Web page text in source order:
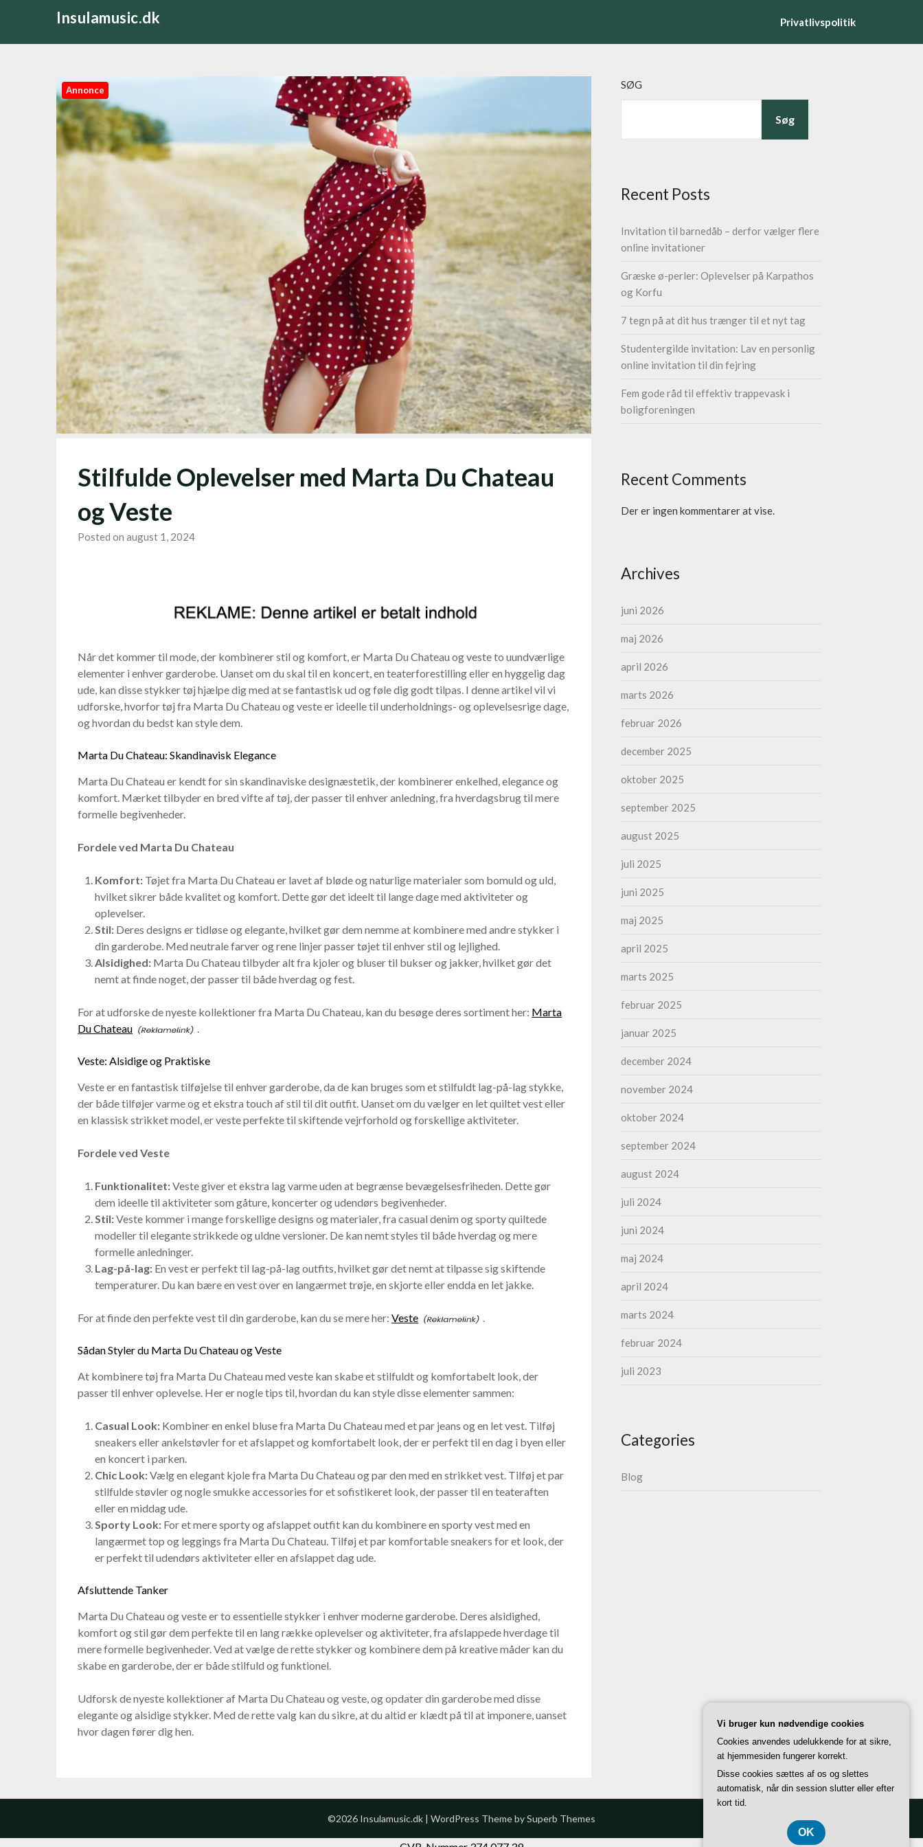
content
Insulamusic.dk Privatlivspolitik
Annonce
Stilfulde Oplevelser med Marta Du Chateau
og Veste
Posted on august 1, 2024
Når det kommer til mode, der kombinerer stil og komfort, er Marta Du Chateau og veste to uundværlige
elementer i enhver garderobe. Uanset om du skal til en koncert, en teaterforestilling eller en hyggelig dag
ude, kan disse stykker tøj hjælpe dig med at se fantastisk ud og føle dig godt tilpas. I denne artikel vil vi
udforske, hvorfor tøj fra Marta Du Chateau og veste er ideelle til underholdnings- og oplevelsesrige dage,
og hvordan du bedst kan style dem.
Marta Du Chateau: Skandinavisk Elegance
Marta Du Chateau er kendt for sin skandinaviske designæstetik, der kombinerer enkelhed, elegance og
komfort. Mærket tilbyder en bred vifte af tøj, der passer til enhver anledning, fra hverdagsbrug til mere
formelle begivenheder.
Fordele ved Marta Du Chateau
Komfort: Tøjet fra Marta Du Chateau er lavet af bløde og naturlige materialer som bomuld og uld,
hvilket sikrer både kvalitet og komfort. Dette gør det ideelt til lange dage med aktiviteter og
oplevelser.
Stil: Deres designs er tidløse og elegante, hvilket gør dem nemme at kombinere med andre stykker i
din garderobe. Med neutrale farver og rene linjer passer tøjet til enhver stil og lejlighed.
Alsidighed: Marta Du Chateau tilbyder alt fra kjoler og bluser til bukser og jakker, hvilket gør det
nemt at finde noget, der passer til både hverdag og fest.
For at udforske de nyeste kollektioner fra Marta Du Chateau, kan du besøge deres sortiment her: Marta
Du Chateau
Veste: Alsidige og Praktiske
Veste er en fantastisk tilføjelse til enhver garderobe, da de kan bruges som et stilfuldt lag-på-lag stykke,
der både tilføjer varme og et ekstra touch af stil til dit outfit. Uanset om du vælger en let quiltet vest eller
en klassisk strikket model, er veste perfekte til skiftende vejrforhold og forskellige aktiviteter.
Fordele ved Veste
Funktionalitet:Veste giver et ekstra lag varme uden at begrænse bevægelsesfriheden. Dette gør
dem ideelle til aktiviteter som gåture, koncerter og udendørs begivenheder.
Stil:Veste kommer i mange forskellige designs og materialer, fra casual denim og sporty quiltede
modeller til elegante strikkede og uldne versioner. De kan nemt styles til både hverdag og mere
formelle anledninger.
Lag-på-lag: En vest er perfekt til lag-på-lag outfits, hvilket gør det nemt at tilpasse sig skiftende
temperaturer. Du kan bære en vest over en langærmet trøje, en skjorte eller endda en let jakke.
For at finde den perfekte vest til din garderobe, kan du se mere her:Veste
Sådan Styler du Marta Du Chateau og Veste
At kombinere tøj fra Marta Du Chateau med veste kan skabe et stilfuldt og komfortabelt look, der
passer til enhver oplevelse. Her er nogle tips til, hvordan du kan style disse elementer sammen:
Casual Look: Kombiner en enkel bluse fra Marta Du Chateau med et par jeans og en let vest. Tilføj
sneakers eller ankelstøvler for et afslappet og komfortabelt look, der er perfekt til en dag i byen eller
en koncert i parken.
Chic Look:Vælg en elegant kjole fra Marta Du Chateau og par den med en strikket vest. Tilføj et par
stilfulde støvler og nogle smukke accessories for et sofistikeret look, der passer til en teateraften
eller en middag ude.
Sporty Look: For et mere sporty og afslappet outfit kan du kombinere en sporty vest med en
langærmet top og leggings fra Marta Du Chateau. Tilføj et par komfortable sneakers for et look, der
er perfekt til udendørs aktiviteter eller en afslappet dag ude.
Afsluttende Tanker
Marta Du Chateau og veste er to essentielle stykker i enhver moderne garderobe. Deres alsidighed,
komfort og stil gør dem perfekte til en lang række oplevelser og aktiviteter, fra afslappede hverdage til
mere formelle begivenheder. Ved at vælge de rette stykker og kombinere dem på kreative måder kan du
skabe en garderobe, der er både stilfuld og funktionel.
Udforsk de nyeste kollektioner af Marta Du Chateau og veste, og opdater din garderobe med disse
elegante og alsidige stykker. Med de rette valg kan du sikre, at du altid er klædt på til at imponere, uanset
hvor dagen fører dig hen.
SØG
Søg
Recent Posts
Invitation til barnedåb – derfor vælger flere
online invitationer
Græske ø-perler: Oplevelser på Karpathos
og Korfu
7 tegn på at dit hus trænger til et nyt tag
Studentergilde invitation: Lav en personlig
online invitation til din fejring
Fem gode råd til effektiv trappevask i
boligforeningen
Recent Comments
Der er ingen kommentarer at vise.
Archives
juni 2026
maj 2026
april 2026
marts 2026
februar 2026
december 2025
oktober 2025
september 2025
august 2025
juli 2025
juni 2025
maj 2025
april 2025
marts 2025
februar 2025
januar 2025
december 2024
november 2024
oktober 2024
september 2024
august 2024
juli 2024
juni 2024
maj 2024
april 2024
marts 2024
februar 2024
juli 2023
Categories
Blog
©2026 Insulamusic.dk | WordPress Theme bySuperb Themes
Vi bruger kun nødvendige cookies
Cookies anvendes udelukkende for at sikre,
at hjemmesiden fungerer korrekt.
Disse cookies sættes af os og slettes
automatisk, når din session slutter eller efter
kort tid.
OK